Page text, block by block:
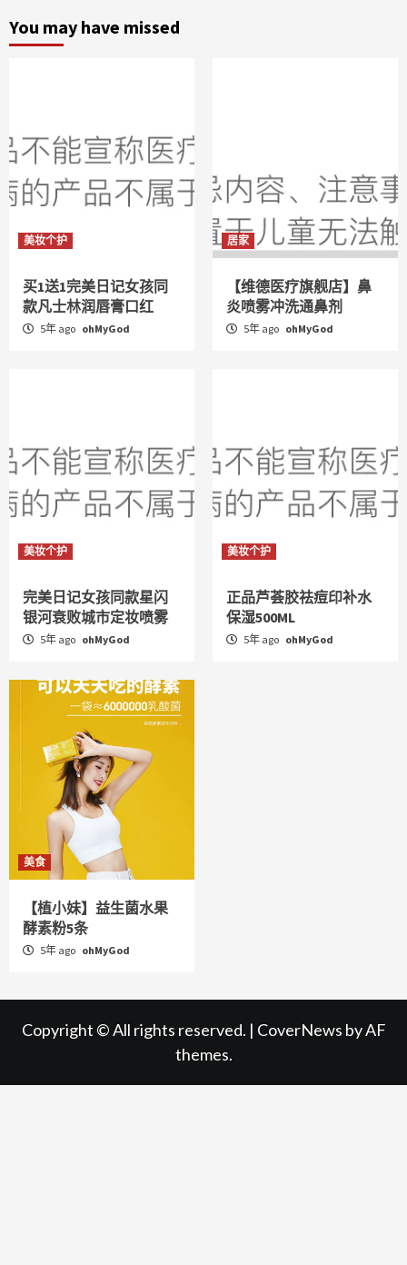
You may have missed
美妆个护
买1送1完美日记女孩同
款凡士林润唇膏口红
5年 ago ohMyGod
居家
【维德医疗旗舰店】鼻
炎喷雾冲洗通鼻剂
5年 ago ohMyGod
美妆个护
完美日记女孩同款星闪
银河衰败城市定妆喷雾
5年 ago ohMyGod
美妆个护
正品芦荟胶祛痘印补水
保湿500ML
5年 ago ohMyGod
美食
【植小妹】益生菌水果
酵素粉5条
5年 ago ohMyGod
Copyright © All rights reserved. | CoverNews by AF
themes.